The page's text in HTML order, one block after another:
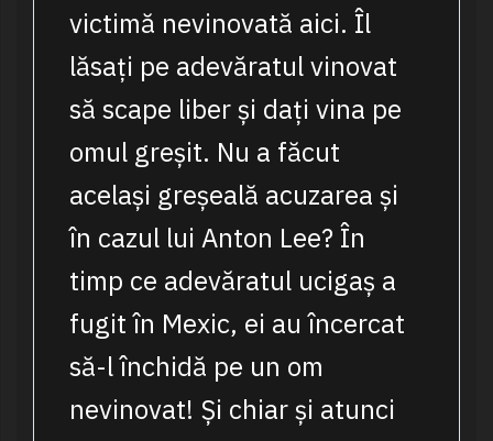
victimă nevinovată aici. Îl
lăsați pe adevăratul vinovat
să scape liber și dați vina pe
omul greșit. Nu a făcut
același greșeală acuzarea și
în cazul lui Anton Lee? În
timp ce adevăratul ucigaș a
fugit în Mexic, ei au încercat
să-l închidă pe un om
nevinovat! Și chiar și atunci